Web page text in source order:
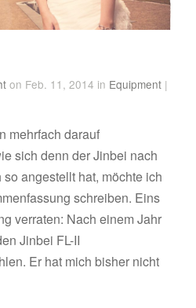
on Feb. 11, 2014 in Equipment |
mehrfach darauf
sich denn der Jinbei nach
angestellt hat, möchte ich
schreiben. Eins
verraten: Nach einem Jahr
Jinbei FL-II
Er hat mich bisher nicht